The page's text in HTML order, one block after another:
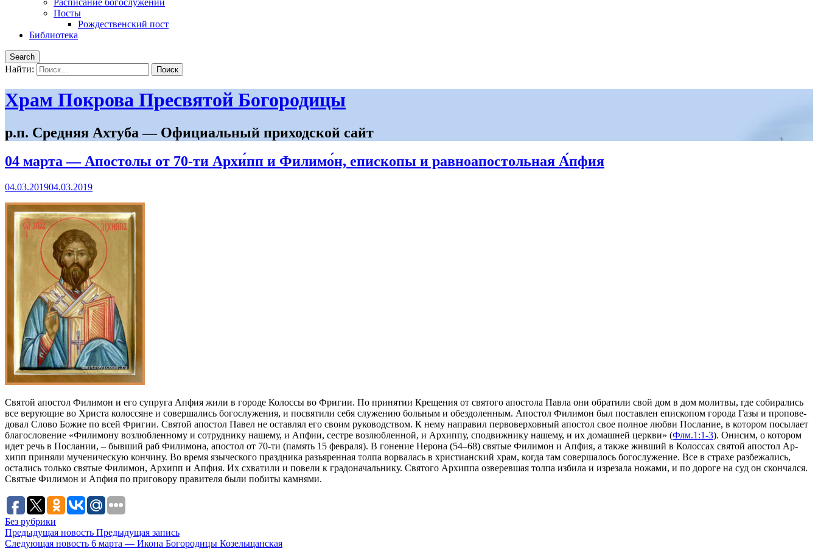
Расписание богослужений
Посты
Рождественский пост
Библиотека
Search
Найти:
Храм Покрова Пресвятой Богородицы
р.п. Средняя Ахтуба — Официальный приходской сайт
04 марта — Апостолы от 70-ти Архи́пп и Филимо́н, епископы и равноапостольная А́пфия
04.03.201904.03.2019
Свя­той апо­стол Фили­мон и его су­пру­га Ап­фия жи­ли в го­ро­де Ко­лос­сы во Фри­гии. По при­ня­тии Кре­ще­ния от свя­то­го апо­сто­ла Пав­ла они об­ра­ти­ли свой дом в дом мо­лит­вы, где со­би­ра­лись
все ве­ру­ю­щие во Хри­ста ко­лос­сяне и со­вер­ша­лись бо­го­слу­же­ния, и по­свя­ти­ли се­бя слу­же­нию боль­ным и обез­до­лен­ным. Апо­стол Фили­мон был по­став­лен епи­ско­пом го­ро­да Га­зы и про­по­ве­
до­вал Сло­во Бо­жие по всей Фри­гии. Свя­той апо­стол Па­вел не остав­лял его сво­им ру­ко­вод­ством. К нему на­пра­вил пер­во­вер­хов­ный апо­стол свое пол­ное люб­ви По­сла­ние, в ко­то­ром по­сы­ла­ет
бла­го­сло­ве­ние «Фили­мо­ну воз­люб­лен­но­му и со­труд­ни­ку на­ше­му, и Ап­фии, сест­ре воз­люб­лен­ной, и Ар­хип­пу, спо­движ­ни­ку на­ше­му, и их до­маш­ней церк­ви» (Флм.1:1-3). Они­сим, о ко­то­ром
идет речь в По­сла­нии, – быв­ший раб Фили­мо­на, апо­стол от 70-ти (па­мять 15 фев­ра­ля). В го­не­ние Неро­на (54–68) свя­тые Фили­мон и Ап­фия, а так­же жив­ший в Ко­лос­сах свя­той апо­стол Ар­
хипп при­ня­ли му­че­ни­че­скую кон­чи­ну. Во вре­мя язы­че­ско­го празд­ни­ка разъ­ярен­ная тол­па во­рва­лась в хри­сти­ан­ский храм, ко­гда там со­вер­ша­лось бо­го­слу­же­ние. Все в стра­хе раз­бе­жа­лись,
оста­лись толь­ко свя­тые Фили­мон, Ар­хипп и Ап­фия. Их схва­ти­ли и по­ве­ли к гра­до­на­чаль­ни­ку. Свя­то­го Ар­хип­па озве­рев­шая тол­па из­би­ла и из­ре­за­ла но­жа­ми, и по до­ро­ге на суд он скон­чал­ся.
Свя­тые Фили­мон и Ап­фия по при­го­во­ру пра­ви­те­ля бы­ли по­би­ты кам­ня­ми.
Без рубрики
Предыдущая новость Предыдущая запись
Следующая новость 6 марта — Икона Богородицы Козельщанская